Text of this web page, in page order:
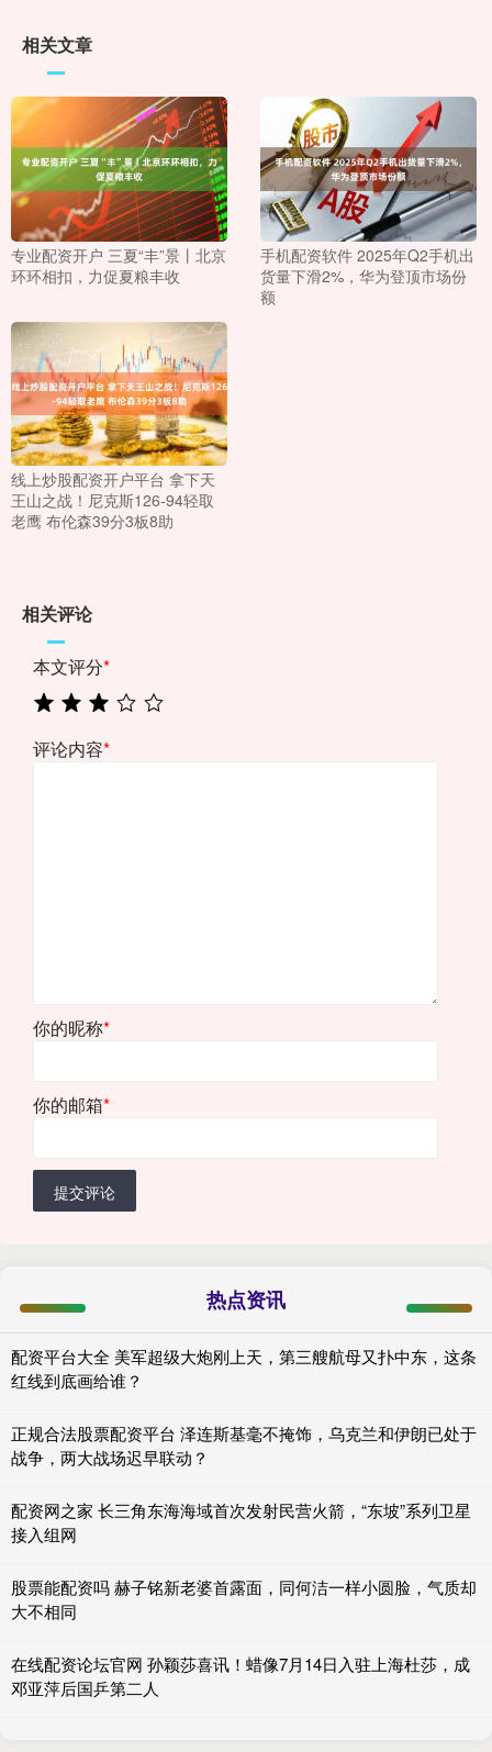
相关文章
专业配资开户 三夏“丰”景丨北京
环环相扣，力促夏粮丰收
手机配资软件 2025年Q2手机出
货量下滑2%，华为登顶市场份
额
线上炒股配资开户平台 拿下天
王山之战！尼克斯126-94轻取
老鹰 布伦森39分3板8助
相关评论
本文评分*
评论内容*
你的昵称*
你的邮箱*
提交评论
热点资讯
配资平台大全 美军超级大炮刚上天，第三艘航母又扑中东，这条
红线到底画给谁？
正规合法股票配资平台 泽连斯基毫不掩饰，乌克兰和伊朗已处于
战争，两大战场迟早联动？
配资网之家 长三角东海海域首次发射民营火箭，“东坡”系列卫星
接入组网
股票能配资吗 赫子铭新老婆首露面，同何洁一样小圆脸，气质却
大不相同
在线配资论坛官网 孙颖莎喜讯！蜡像7月14日入驻上海杜莎，成
邓亚萍后国乒第二人